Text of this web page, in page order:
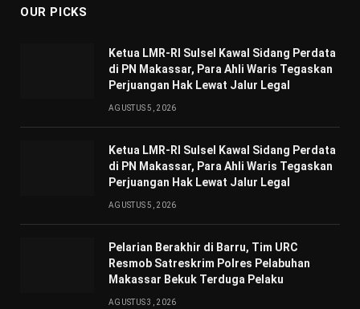
OUR PICKS
Ketua LMR-RI Sulsel Kawal Sidang Perdata
di PN Makassar, Para Ahli Waris Tegaskan
Perjuangan Hak Lewat Jalur Legal
AGUSTUS 5, 2026
Ketua LMR-RI Sulsel Kawal Sidang Perdata
di PN Makassar, Para Ahli Waris Tegaskan
Perjuangan Hak Lewat Jalur Legal
AGUSTUS 5, 2026
Pelarian Berakhir di Barru, Tim URC
Resmob Satreskrim Polres Pelabuhan
Makassar Bekuk Terduga Pelaku
AGUSTUS 3, 2026